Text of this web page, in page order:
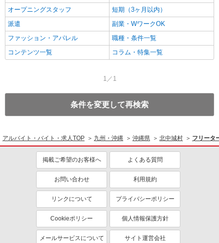
オープニングスタッフ
短期（3ヶ月以内）
派遣
副業・WワークOK
ファッション・アパレル
職種・条件一覧
コンテンツ一覧
コラム・特集一覧
1／1
条件を変更して再検索
アルバイト・バイト・求人TOP 九州・沖縄 沖縄県 北中城村 フリータ
掲載ご希望のお客様へ よくある質問
お問い合わせ 利用規約
リンクについて プライバシーポリシー
Cookieポリシー 個人情報保護方針
メールサービスについて サイト運営会社